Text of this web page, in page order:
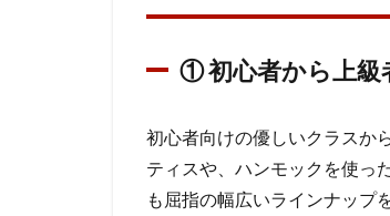
タ
ル
ば
れ
る3
① 初心者から上級
初心者向けの優しいクラスか
ティスや、ハンモックを使っ
も屈指の幅広いラインナップ